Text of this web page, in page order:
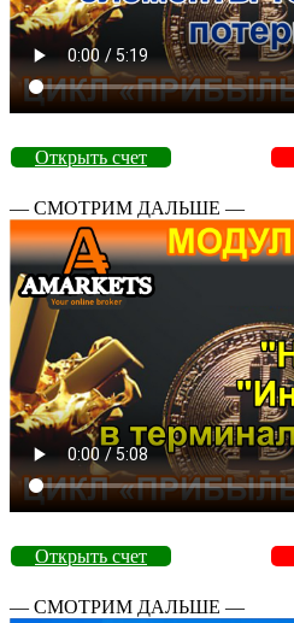
Открыть счет
— СМОТРИМ ДАЛЬШЕ —
Открыть счет
— СМОТРИМ ДАЛЬШЕ —